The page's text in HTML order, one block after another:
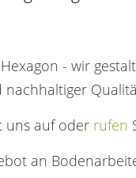
- wir
uns auf oder rufen
an